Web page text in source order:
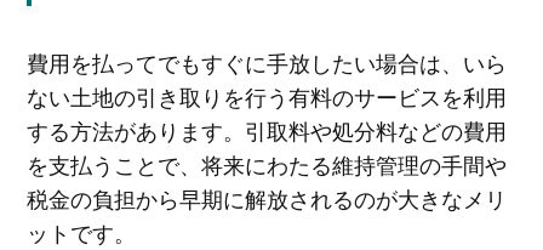
費用を払ってでもすぐに手放したい場合は、いら
ない土地の引き取りを行う有料のサービスを利用
する方法があります。引取料や処分料などの費用
を支払うことで、将来にわたる維持管理の手間や
税金の負担から早期に解放されるのが大きなメリ
ットです。